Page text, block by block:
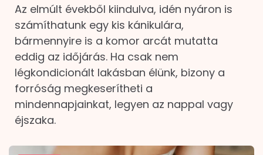
Az elmúlt évekből kiindulva, idén nyáron is
számíthatunk egy kis kánikulára,
bármennyire is a komor arcát mutatta
eddig az időjárás. Ha csak nem
légkondicionált lakásban élünk, bizony a
forróság megkeserítheti a
mindennapjainkat, legyen az nappal vagy
éjszaka.